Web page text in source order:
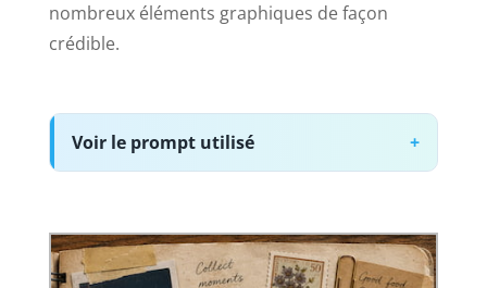
nombreux éléments graphiques de façon
crédible.
Voir le prompt utilisé